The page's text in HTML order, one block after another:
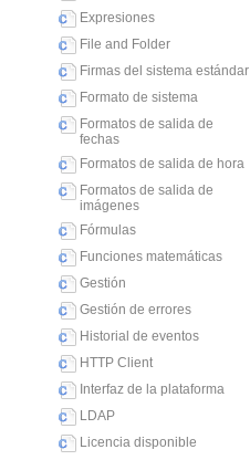
Expresiones
File and Folder
Firmas del sistema estándar
Formato de sistema
Formatos de salida de
fechas
Formatos de salida de hora
Formatos de salida de
imágenes
Fórmulas
Funciones matemáticas
Gestión
Gestión de errores
Historial de eventos
HTTP Client
Interfaz de la plataforma
LDAP
Licencia disponible